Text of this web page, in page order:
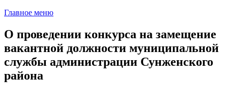
Главное меню
О проведении конкурса на замещение
вакантной должности муниципальной
службы администрации Сунженского
района